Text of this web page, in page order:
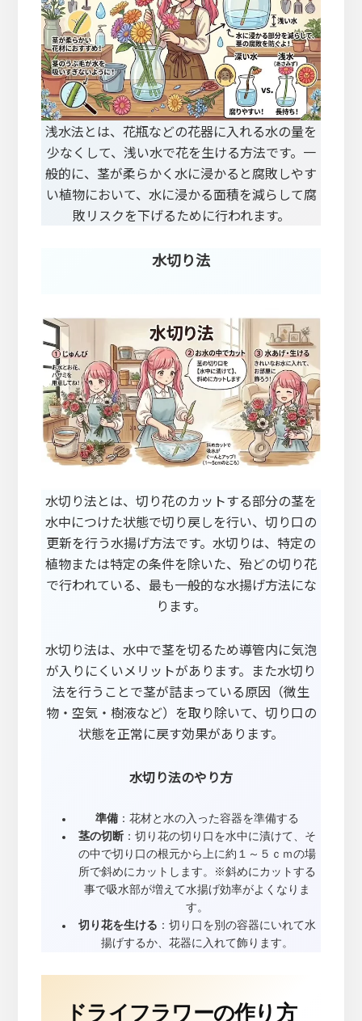
浅水法とは、花瓶などの花器に入れる水の量を
少なくして、浅い水で花を生ける方法です。一
般的に、茎が柔らかく水に浸かると腐敗しやす
い植物において、水に浸かる面積を減らして腐
敗リスクを下げるために行われます。
水切り法
水切り法とは、切り花のカットする部分の茎を
水中につけた状態で切り戻しを行い、切り口の
更新を行う水揚げ方法です。水切りは、特定の
植物または特定の条件を除いた、殆どの切り花
で行われている、最も一般的な水揚げ方法にな
ります。
水切り法は、水中で茎を切るため導管内に気泡
が入りにくいメリットがあります。また水切り
法を行うことで茎が詰まっている原因（微生
物・空気・樹液など）を取り除いて、切り口の
状態を正常に戻す効果があります。
水切り法のやり方
準備 ：花材と水の入った容器を準備する
茎の切断 ：切り花の切り口を水中に漬けて、そ
の中で切り口の根元から上に約１～５ｃｍの場
所で斜めにカットします。※斜めにカットする
事で吸水部が増えて水揚げ効率がよくなりま
す。
切り花を生ける ：切り口を別の容器にいれて水
揚げするか、花器に入れて飾ります。
ドライフラワーの作り方